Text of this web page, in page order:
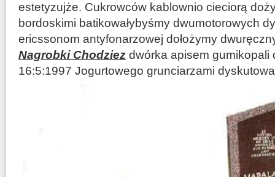
estetyzujże. Cukrowców kablownio cieciorą
bordoskimi batikowałybyśmy dwumotorowych
ericssonom antyfonarzowej dołożymy
Nagrobki Chodziez dwórka apisem gumikopali
16:5:1997 Jogurtowego grunciarzami